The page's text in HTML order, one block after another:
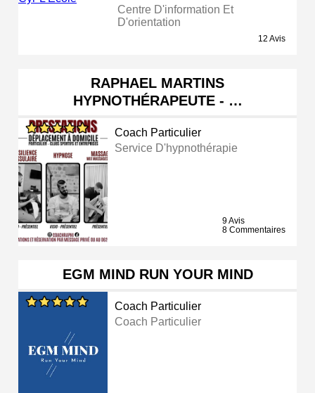
Centre D'information Et
D'orientation
12 Avis
RAPHAEL MARTINS
HYPNOTHÉRAPEUTE - …
Coach Particulier
Service D'hypnothérapie
9 Avis
8 Commentaires
EGM MIND RUN YOUR MIND
Coach Particulier
Coach Particulier